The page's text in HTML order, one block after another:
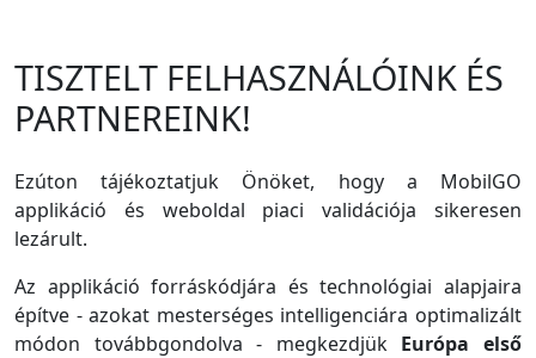
TISZTELT FELHASZNÁLÓINK ÉS
PARTNEREINK!
Ezúton tájékoztatjuk Önöket, hogy a MobilGO
applikáció és weboldal piaci validációja sikeresen
lezárult.
Az applikáció forráskódjára és technológiai alapjaira
építve - azokat mesterséges intelligenciára optimalizált
módon továbbgondolva - megkezdjük Európa első